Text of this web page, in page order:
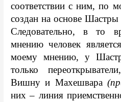
соответствии с ним, по
создан на основе Шастры
Следовательно, в то
мнению человек
моему мнению, у
только
Вишну и Махешвара
них – линия